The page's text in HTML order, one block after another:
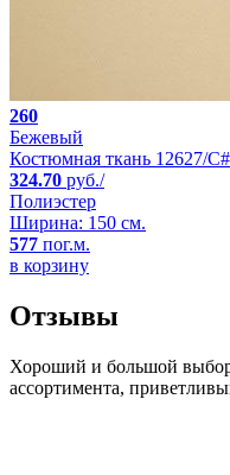
260
Бежевый
Костюмная ткань 12627/
324.70 руб./
Полиэстер
Ширина: 150 см.
577 пог.м.
в корзину
Отзывы
Хороший и большой
ассортимента,